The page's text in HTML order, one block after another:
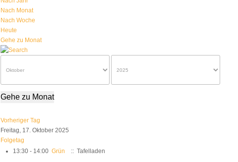
Nach Monat
Nach Woche
Heute
Gehe zu Monat
Gehe zu Monat
Vorheriger Tag
Freitag, 17. Oktober 2025
Folgetag
13:30 - 14:00 Grün :: Tafelladen